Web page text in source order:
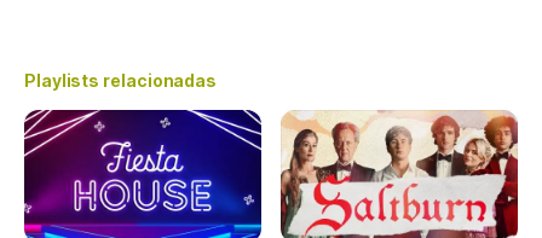
Playlists relacionadas